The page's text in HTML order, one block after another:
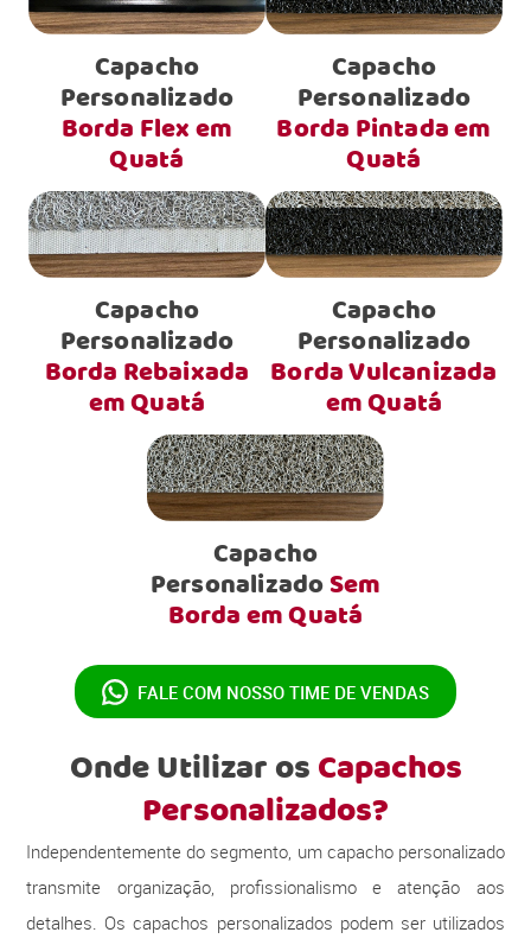
Capacho
Personalizado
Borda Flex em
Quatá
Capacho
Personalizado
Borda Pintada em
Quatá
Capacho
Personalizado
Borda Rebaixada
em Quatá
Capacho
Personalizado
Borda Vulcanizada
em Quatá
Capacho
PersonalizadoSem
Borda em Quatá
FALE COM NOSSO TIME DE VENDAS
Onde Utilizar osCapachos
Personalizados?
Independentemente do segmento, um capacho personalizado
transmite organização, profissionalismo e atenção aos
detalhes. Os capachos personalizados podem ser utilizados